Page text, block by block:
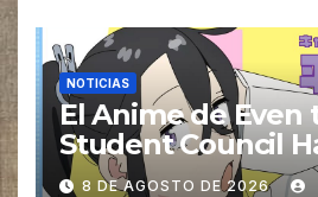
NOTICIAS
El Anime de Even
Student Council
Holes! revela una
8 DE AGOSTO DE 2026